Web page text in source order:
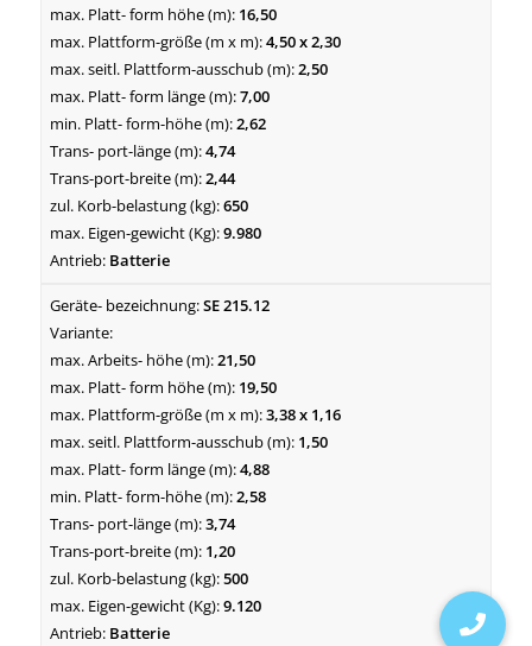
16,50
4,50 x 2,30
2,50
7,00
2,62
4,74
2,44
650
9.980
Batterie
SE 215.12
21,50
19,50
3,38 x 1,16
1,50
4,88
2,58
3,74
1,20
500
9.120
Batterie